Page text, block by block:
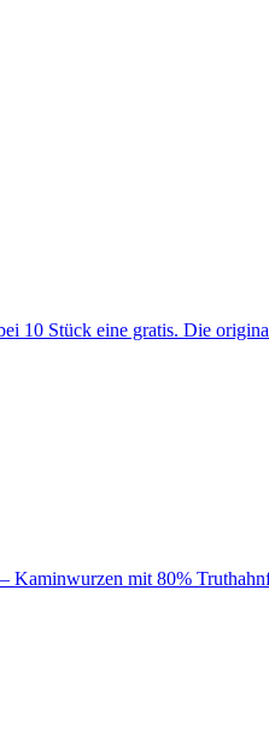
10 Stück eine gratis. Die
– Kaminwurzen mit 80%